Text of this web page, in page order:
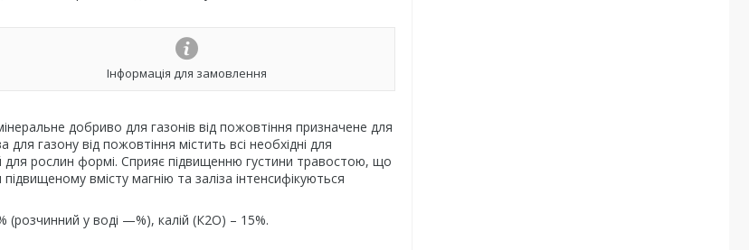
Інформація для замовлення
добриво для газонів від пожовтіння призначене для
газону від пожовтіння містить всі необхідні для
для рослин формі. Сприяє підвищенню густини травостою, що
вмісту магнію та заліза інтенсифікуються
у воді —%), калій (К2О) – 15%.